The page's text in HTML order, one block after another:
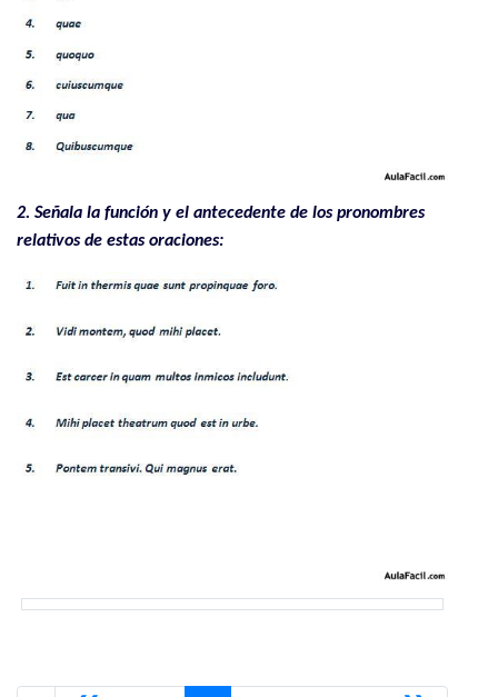
2. Señala la función y el antecedente de los pronombres
relativos de estas oraciones: